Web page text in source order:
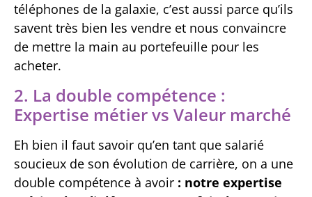
téléphones de la galaxie, c’est aussi parce qu’ils
savent très bien les vendre et nous convaincre
de mettre la main au portefeuille pour les
acheter.
2. La double compétence :
Expertise métier vs Valeur marché
Eh bien il faut savoir qu’en tant que salarié
soucieux de son évolution de carrière, on a une
double compétence à avoir : notre expertise